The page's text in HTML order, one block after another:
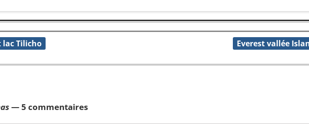
lac Tilicho Everest vallée
— 5 commentaires